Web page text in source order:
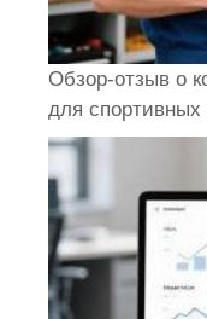
Обзор-отзыв о
для спортивных